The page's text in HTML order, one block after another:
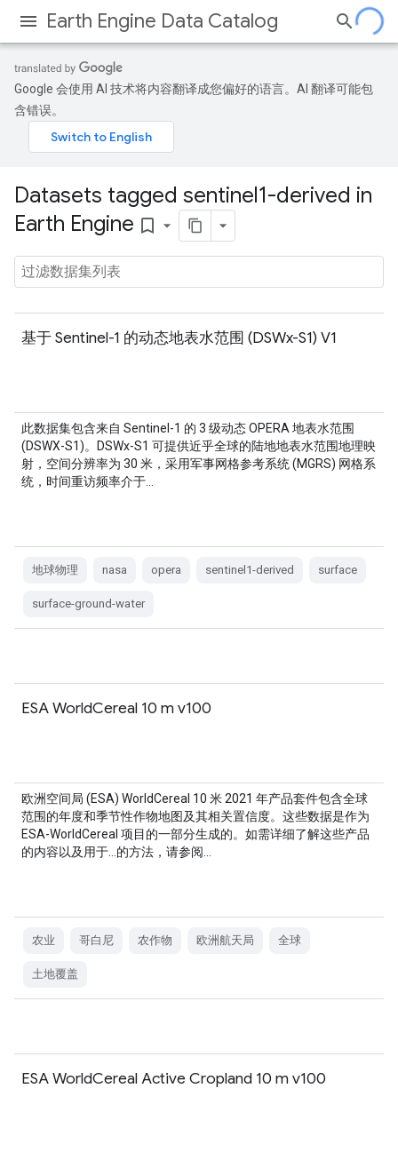
Earth Engine Data Catalog
Google 会使用 AI 技术将内容翻译成您偏好的语言。AI 翻译可能包
含错误。
Datasets tagged sentinel1-derived in
Earth Engine bookmark_border
基于 Sentinel-1 的动态地表水范围 (DSWx-S1) V1
此数据集包含来自 Sentinel-1 的 3 级动态 OPERA 地表水范围
(DSWX-S1)。DSWx-S1 可提供近乎全球的陆地地表水范围地理映
射，空间分辨率为 30 米，采用军事网格参考系统 (MGRS) 网格系
统，时间重访频率介于…
地球物理 nasa opera sentinel1-derived surface
surface-ground-water
ESA WorldCereal 10 m v100
欧洲空间局 (ESA) WorldCereal 10 米 2021 年产品套件包含全球
范围的年度和季节性作物地图及其相关置信度。这些数据是作为
ESA-WorldCereal 项目的一部分生成的。如需详细了解这些产品
的内容以及用于…的方法，请参阅…
农业 哥白尼 农作物 欧洲航天局 全球
土地覆盖
ESA WorldCereal Active Cropland 10 m v100